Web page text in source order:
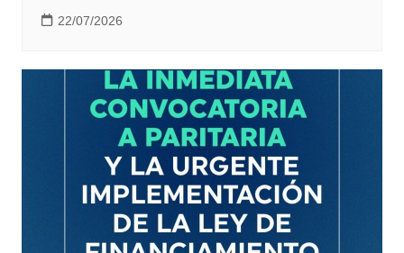
22/07/2026